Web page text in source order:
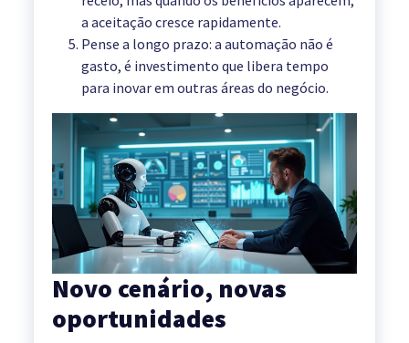
a aceitação cresce rapidamente.
Pense a longo prazo: a automação não é
gasto, é investimento que libera tempo
para inovar em outras áreas do negócio.
Novo cenário, novas
oportunidades